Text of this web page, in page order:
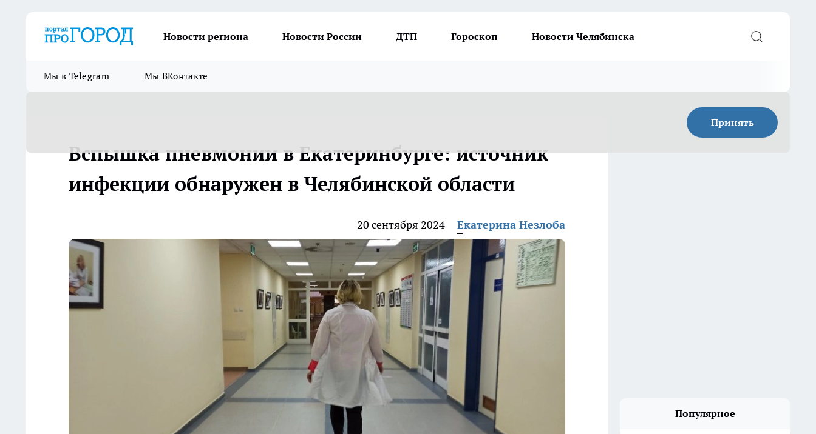
Новости региона Новости России ДТП Гороскоп Новости Челябинска
Мы в Telegram Мы ВКонтакте
Принять
Вспышка пневмонии в Екатеринбурге: источник
инфекции обнаружен в Челябинской области
20 сентября 2024 Екатерина Незлоба
Популярное